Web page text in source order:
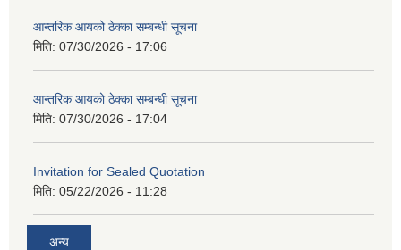
आन्तरिक आयको ठेक्का सम्बन्धी सूचना
मिति: 07/30/2026 - 17:06
आन्तरिक आयको ठेक्का सम्बन्धी सूचना
मिति: 07/30/2026 - 17:04
Invitation for Sealed Quotation
मिति: 05/22/2026 - 11:28
अन्य